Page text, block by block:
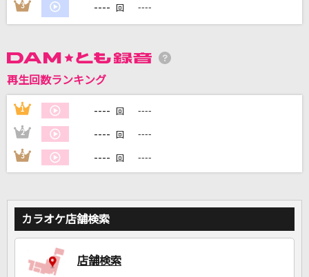
小泉今日子
AKASAKI
ひとり
ゴスペラーズ(The Gospellers)
3 ---- 回 ----
再生回数ランキング
1 ---- 回 ----
2 ---- 回 ----
3 ---- 回 ----
カラオケ店舗検索
店舗検索